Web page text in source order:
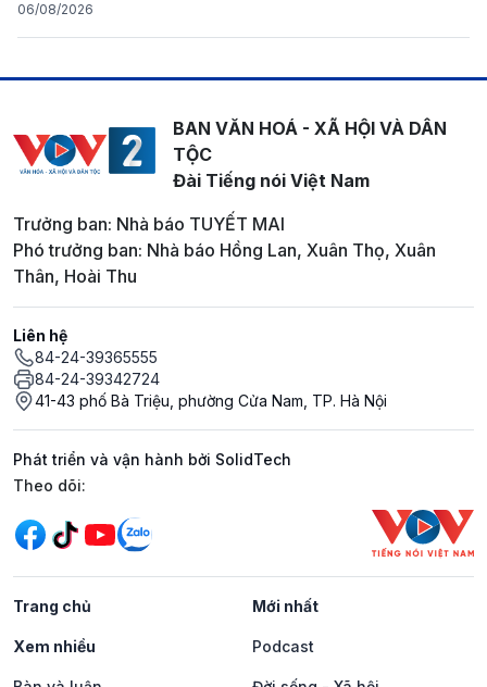
06/08/2026
BAN VĂN HOÁ - XÃ HỘI VÀ DÂN
TỘC
Đài Tiếng nói Việt Nam
Trưởng ban: Nhà báo TUYẾT MAI
Phó trưởng ban: Nhà báo Hồng Lan, Xuân Thọ, Xuân
Thân, Hoài Thu
Liên hệ
84-24-39365555
84-24-39342724
41-43 phố Bà Triệu, phường Cửa Nam, TP. Hà Nội
Phát triển và vận hành bởi SolidTech
Mạng xã hội
Theo dõi:
Trang chủ Mới nhất
Xem nhiều Podcast